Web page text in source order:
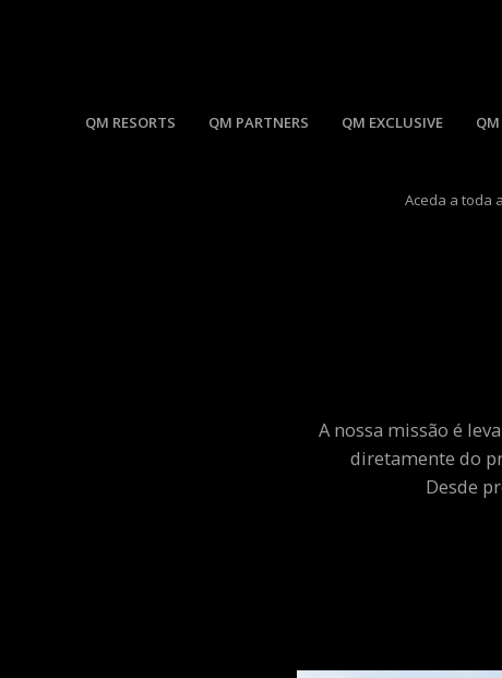
QM RESORTS QM PARTNERS QM EXCLUSIVE
Aceda a toda
A nossa missão é
diretamente do
Desde